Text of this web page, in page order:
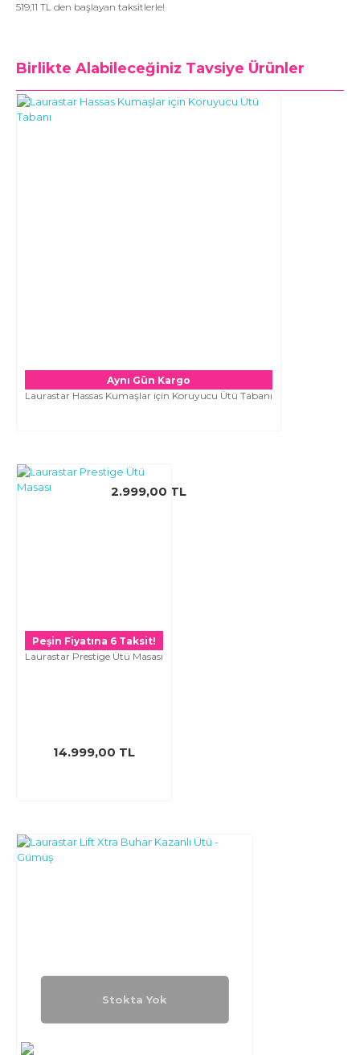
519,11 TL den başlayan taksitlerle!
Birlikte Alabileceğiniz Tavsiye Ürünler
Aynı Gün Kargo
Laurastar Hassas Kumaşlar için Koruyucu Ütü Tabanı
2.999,00 TL
Peşin Fiyatına 6 Taksit!
Laurastar Prestige Ütü Masası
14.999,00 TL
Stokta Yok